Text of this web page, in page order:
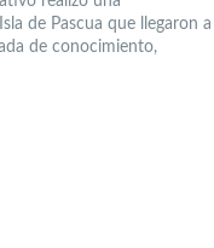
de Pascua que llegaron a
de conocimiento,